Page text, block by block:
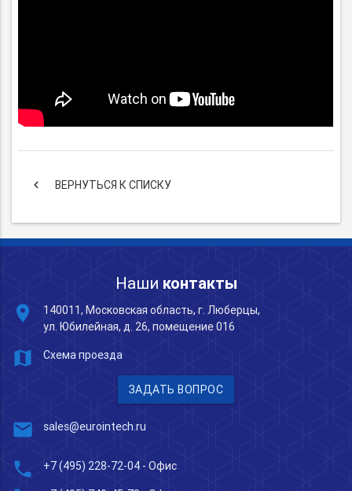
keyboard_arrow_left ВЕРНУТЬСЯ К СПИСКУ
Наши контакты
place
140011, Московская область, г. Люберцы,
ул. Юбилейная, д. 26, помещение 016
map Схема проезда
ЗАДАТЬ ВОПРОС
mail sales@eurointech.ru
phone +7 (495) 228-72-04 - Офис